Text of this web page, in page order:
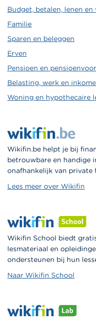
Budget, betalen, lenen en
Familie
Sparen en beleggen
Erven
Pensioen en
Belasting, werk en
Woning en hypothecaire
Wikifin.be helpt je bij
betrouwbare en handige
onafhankelijk van private
Lees meer over Wikifin
Wikifin School biedt
lesmateriaal en
ondersteunen bij hun
Naar Wikifin School